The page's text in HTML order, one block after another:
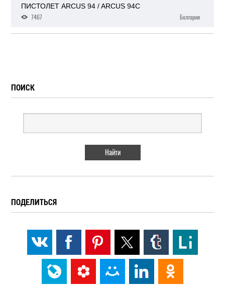
ПИСТОЛЕТ ARCUS 94 / ARCUS 94C
7467
Болгария
ПОИСК
ПОДЕЛИТЬСЯ